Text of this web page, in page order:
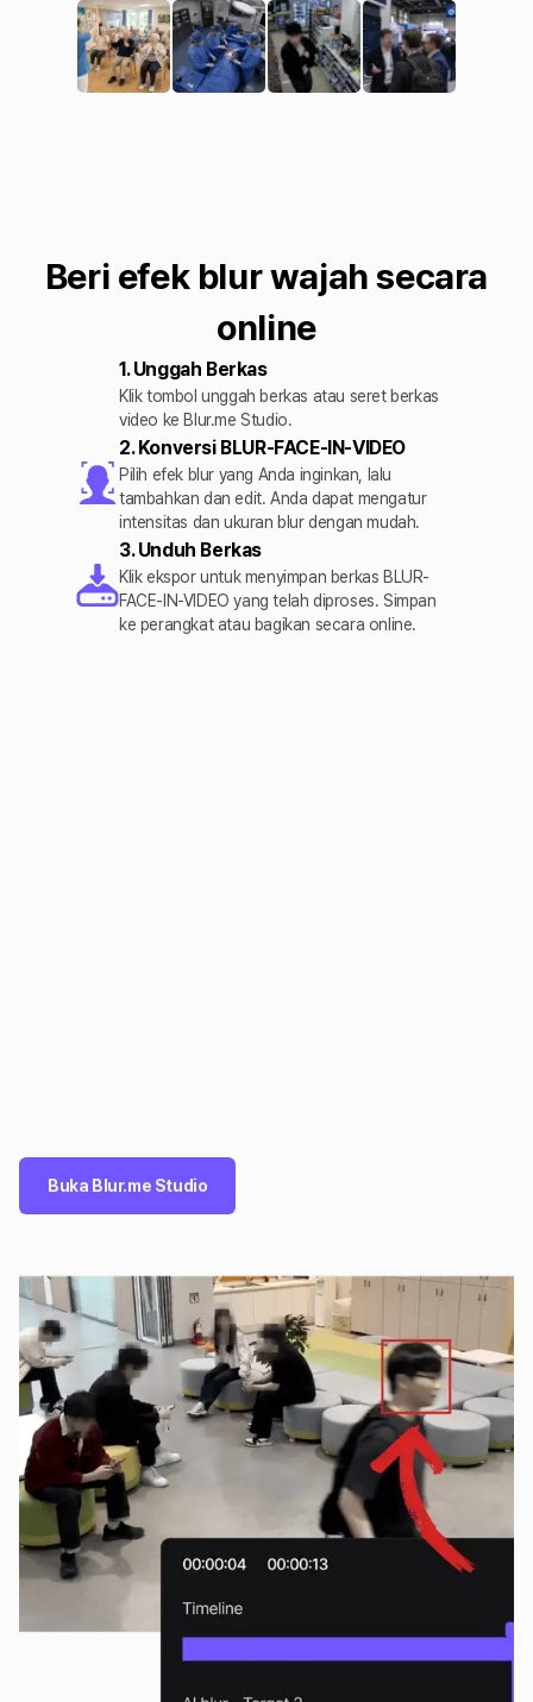
Beri efek blur wajah secara
online
1. Unggah Berkas
Klik tombol unggah berkas atau seret berkas
video ke Blur.me Studio.
2. Konversi BLUR-FACE-IN-VIDEO
Pilih efek blur yang Anda inginkan, lalu
tambahkan dan edit. Anda dapat mengatur
intensitas dan ukuran blur dengan mudah.
3. Unduh Berkas
Klik ekspor untuk menyimpan berkas BLUR-
FACE-IN-VIDEO yang telah diproses. Simpan
ke perangkat atau bagikan secara online.
Buka Blur.me Studio